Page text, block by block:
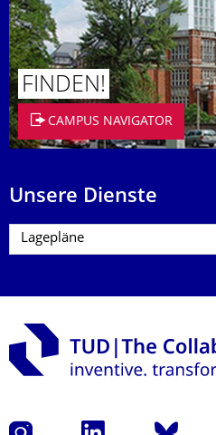
FINDEN!
CAMPUS NAVIGATOR
Unsere Dienste
Instagram LinkedIn Bluesky